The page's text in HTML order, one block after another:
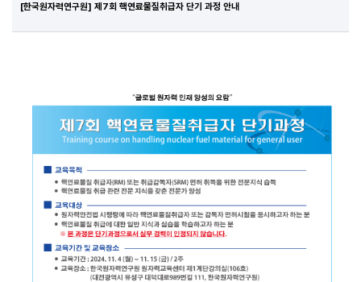
[한국원자력연구원] 제7회 핵연료물질취급자 단기 과정 안내